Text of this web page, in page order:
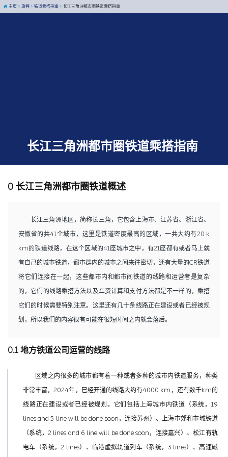
长江三角洲都市圈铁道乘搭指南
主页 旅程 铁道乘搭指南 长江三角洲都市圈铁道乘搭指南
0 长江三角洲都市圈铁道概述
长江三角洲地区，简称长三角，它包含上海市、江苏省、浙江省、
安徽省的共41个城市，这里是铁道密度最高的区域，一共大约有20 k
km的铁道线路，在这个区域的41座城市之中，有21座都有或者马上就
有自己的城市铁道，都市群内的城市之间来往密切，还有大量的CR铁道
将它们连接在一起，这些都市内和都市间铁道的线路和运营者是复杂
的，它们的线路乘搭方法以及车资计算和支付方法都是不一样的，乘搭
它们的时候需要特别注意。这里还有几十条线路正在建设或者已经被规
划，所以我们的内容很有可能在很短时间之内就会落后。
0.1 地方铁道公司运营的线路
区域之内很多的城市都有着一种或者多种的城市内铁道服务，种类
非常丰富，2024年，已经开通的线路大约有4000 km，还有数千km的
线路正在建设或者已经被规划。它们包括上海城市内铁道（系统，19
lines and 5 line will be done soon，连接苏州）、上海市郊和市域铁道
（系统，2 lines and 6 line will be done soon，连接嘉兴）、松江有轨
电车（系统，2 lines）、临港虚拟轨道列车（系统，3 lines）、高速磁